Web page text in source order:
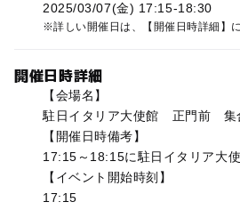
2025/03/07(金) 17:15-18:30
詳しい開催日は、【開催日時詳細】
開催日時詳細
【会場名】
駐日イタリア大使館 正門前 集
【開催日時備考】
17:15～18:15に駐日イタリア大
【イベント開始時刻】
17:15